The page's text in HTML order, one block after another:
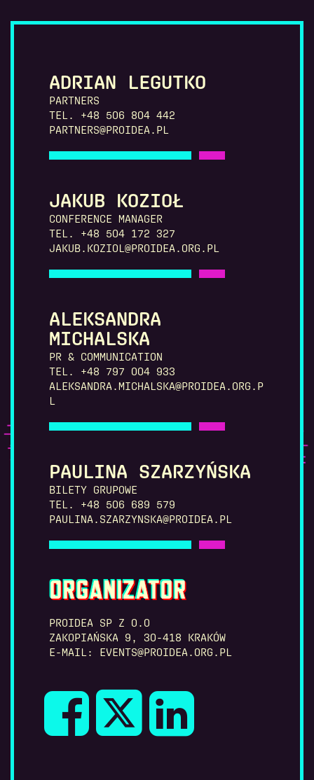
ADRIAN LEGUTKO
PARTNERS
TEL. +48 506 804 442
PARTNERS@PROIDEA.PL
JAKUB KOZIOŁ
CONFERENCE MANAGER
TEL. +48 504 172 327
JAKUB.KOZIOL@PROIDEA.ORG.PL
ALEKSANDRA
MICHALSKA
PR & COMMUNICATION
TEL. +48 797 004 933
ALEKSANDRA.MICHALSKA@PROIDEA.ORG.P
L
PAULINA SZARZYŃSKA
BILETY GRUPOWE
TEL. +48 506 689 579
PAULINA.SZARZYNSKA@PROIDEA.PL
ORGANIZATOR
PROIDEA SP Z O.O
ZAKOPIAŃSKA 9, 30-418 KRAKÓW
E-MAIL: EVENTS@PROIDEA.ORG.PL